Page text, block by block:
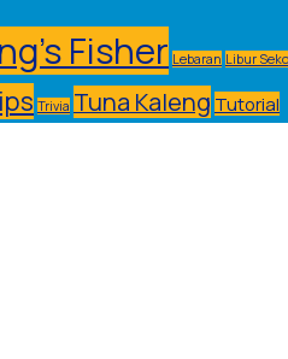
Fisher Lebaran Libur
Trivia Tuna Kaleng Tutorial